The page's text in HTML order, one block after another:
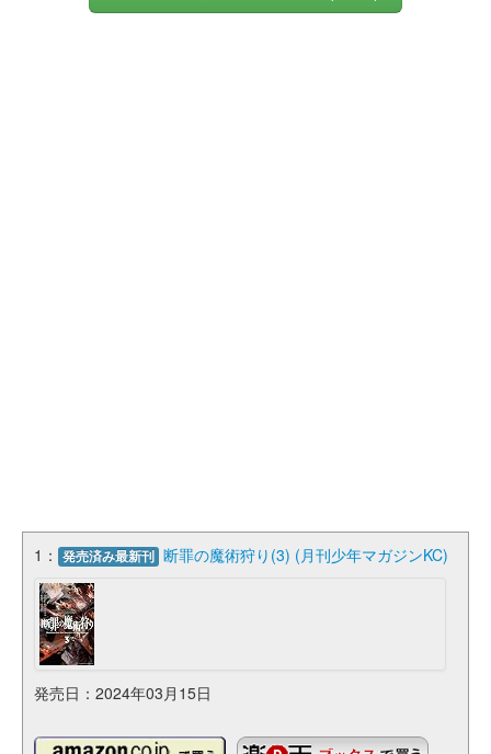
1： 発売済み最新刊 断罪の魔術狩り(3) (月刊少年マガジンKC)
発売日：2024年03月15日